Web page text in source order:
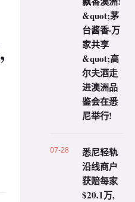
&quot;茅
台酱香·万
家共享
&quot;高
尔夫酒走
进澳洲品
鉴会在悉
尼举行!
07-28
悉尼轻轨
沿线商户
获赔每家
$20.1万,